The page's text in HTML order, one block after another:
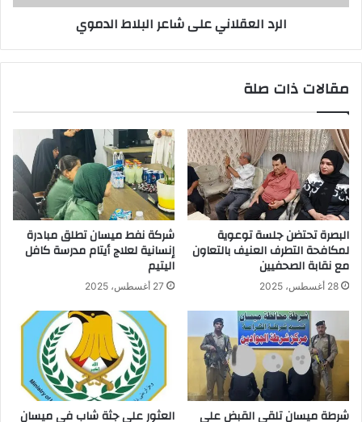
الرد العقلاني على شاعر البلاط الدموي
مقالات ذات صلة
البصرة تحتضن جلسة توعوية
لمكافحة التطرف العنيف بالتعاون
مع نقابة الصحفيين
28 أغسطس، 2025
شركة نفط ميسان تطلق مبادرة
إنسانية لعلاج أيتام مدرسة كافل
اليتيم
27 أغسطس، 2025
شرطة ميسان تلقي القبض على العثور على جثة شاب في ميسان